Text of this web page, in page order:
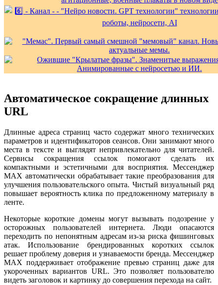
Автоматическое сокращение длинных
URL
Длинные адреса страниц часто содержат много технических
параметров и идентификаторов сеансов. Они занимают много
места в тексте и выглядят непривлекательно для читателей.
Сервисы сокращения ссылок помогают сделать их
компактными и эстетичными для восприятия. Мессенджер
MAX автоматически обрабатывает такие преобразования для
улучшения пользовательского опыта. Чистый визуальный ряд
повышает вероятность клика по предложенному материалу в
ленте.
Некоторые короткие домены могут вызывать подозрение у
осторожных пользователей интернета. Люди опасаются
переходить по непонятным адресам из-за риска фишинговых
атак. Использование брендированных коротких ссылок
решает проблему доверия и узнаваемости бренда. Мессенджер
MAX поддерживает отображение превью страниц даже для
укороченных вариантов URL. Это позволяет пользователю
видеть заголовок и картинку до совершения перехода на сайт.